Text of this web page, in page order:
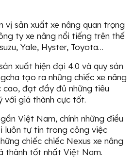
vị sản xuất xe nâng quan trọng
ty xe nâng nổi tiếng trên thế
Yale, Hyster, Toyota…
xuất hiện đại 4.0 và quy sản
tạo ra những chiếc xe nâng
cao, đạt đầy đủ những tiêu
với giá thành cực tốt.
Việt Nam, chính những điều
luôn tự tin trong công việc
chiếc chiếc Nexus xe nâng
thành tốt nhất Việt Nam.